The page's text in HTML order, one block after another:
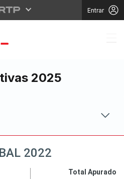
Entrar
2025
2022
Total Apurado